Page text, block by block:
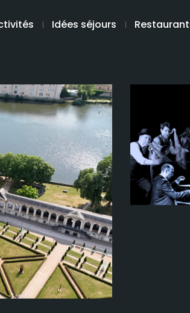
Idées séjours